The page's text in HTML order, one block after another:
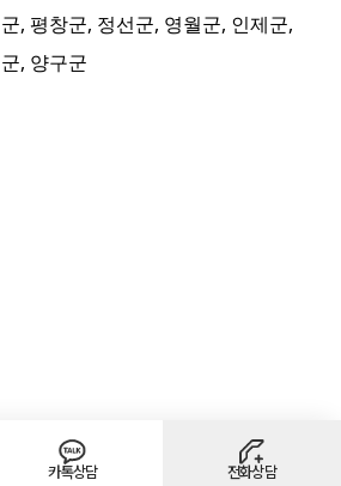
카톡상담 전화상담
, 평창군, 정선군, 영월군, 인제군,
, 양구군